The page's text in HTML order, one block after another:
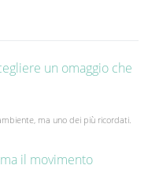
un omaggio che
ma uno dei più ricordati.
il movimento